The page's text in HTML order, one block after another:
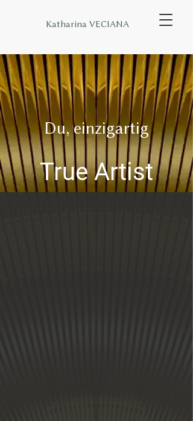
Katharina VECIANA
Du, einzigartig
True Artist